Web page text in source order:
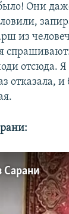
Они
из
отсюда.
отказала,
Сарани